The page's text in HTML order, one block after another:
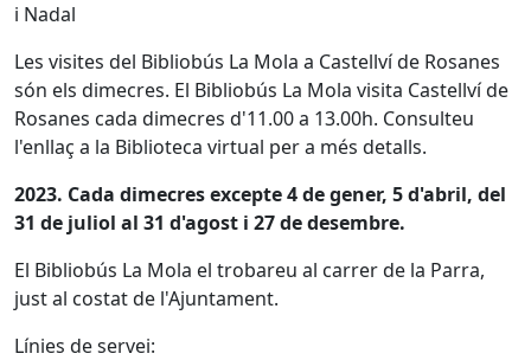
i Nadal
Les visites del Bibliobús La Mola a Castellví de Rosanes
són els dimecres. El Bibliobús La Mola visita Castellví de
Rosanes cada dimecres d'11.00 a 13.00h. Consulteu
l'enllaç a la Biblioteca virtual per a més detalls.
2023. Cada dimecres excepte 4 de gener, 5 d'abril, del
31 de juliol al 31 d'agost i 27 de desembre.
El Bibliobús La Mola el trobareu al carrer de la Parra,
just al costat de l'Ajuntament.
Línies de servei: